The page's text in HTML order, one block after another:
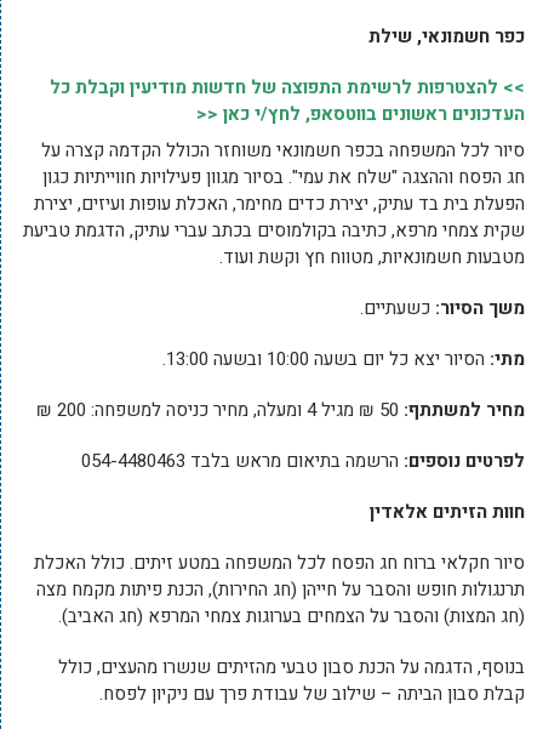
כפר חשמונאי, שילת
>> להצטרפות לרשימת התפוצה של חדשות מודיעין וקבלת כל
העדכונים ראשונים בווטסאפ, לחץ/י כאן <<
סיור לכל המשפחה בכפר חשמונאי משוחזר הכולל הקדמה קצרה על
חג הפסח וההצגה "שלח את עמי". בסיור מגוון פעילויות חווייתיות כגון
הפעלת בית בד עתיק, יצירת כדים מחימר, האכלת עופות ועיזים, יצירת
שקית צמחי מרפא, כתיבה בקולמוסים בכתב עברי עתיק, הדגמת טביעת
מטבעות חשמונאיות, מטווח חץ וקשת ועוד.
משך הסיור: כשעתיים.
מתי: הסיור יצא כל יום בשעה 10:00 ובשעה 13:00.
מחיר למשתתף:
לפרטים נוספים: הרשמה בתיאום מראש בלבד 054-4480463
חוות הזיתים אלאדין
סיור חקלאי ברוח חג הפסח לכל המשפחה במטע זיתים. כולל האכלת
תרנגולות חופש והסבר על חייהן (חג החירות), הכנת פיתות מקמח מצה
(חג המצות) והסבר על הצמחים בערוגות צמחי המרפא (חג האביב).
בנוסף, הדגמה על הכנת סבון טבעי מהזיתים שנשרו מהעצים, כולל
קבלת סבון הביתה – שילוב של עבודת פרך עם ניקיון לפסח.